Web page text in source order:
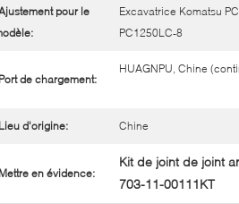
pour le
Excavatrice Komatsu
PC1250LC-8
de chargement:
HUAGNPU, Chine
d'origine: Chine
en évidence:
Kit de joint de joint
703-11-00111KT